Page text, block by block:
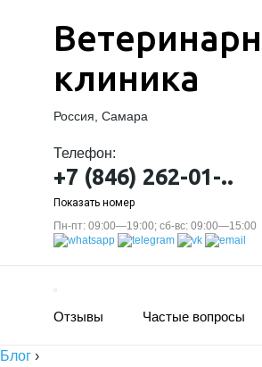
клиника
Россия, Самара
Телефон:
+7 (846) 262-01-..
Показать номер
Пн-пт: 09:00—19:00; сб-вс: 09:00—15:00
Отзывы Частые вопросы
Блог ›